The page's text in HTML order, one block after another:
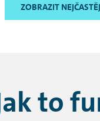
ZOBRAZIT
to